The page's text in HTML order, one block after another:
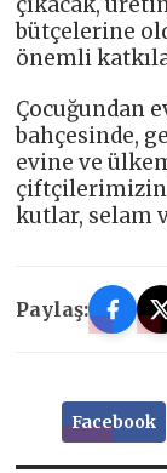
bütçelerine
önemli
Çocuğundan
bahçesinde,
evine ve
çiftçilerimizin
kutlar, selam
Paylaş:
Facebook